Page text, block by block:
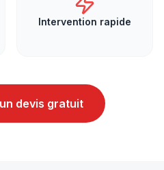
Intervention rapide
devis gratuit